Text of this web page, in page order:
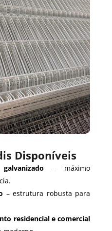
Disponíveis
– máximo
– estrutura robusta para
residencial e comercial